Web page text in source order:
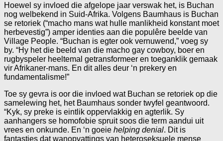
Hoewel sy invloed die afgelope jaar verswak het, is Buchan
nog welbekend in Suid-Afrika. Volgens Baumhaus is Buchan
se retoriek (“macho mans wat hulle manlikheid konstant moet
herbevestig”) amper identies aan die populêre beelde van
Village People. “Buchan is egter ook vernuwend,” voeg sy
by. “Hy het die beeld van die macho gay cowboy, boer en
rugbyspeler heeltemal getransformeer en toeganklik gemaak
vir Afrikaner-mans. En dit alles deur ‘n prekery en
fundamentalisme!”
Toe sy gevra is oor die invloed wat Buchan se retoriek op die
samelewing het, het Baumhaus sonder twyfel geantwoord.
“Kyk, sy preke is eintlik oppervlakkig en agterlik. Sy
aanhangers se homofobie spruit soos die term aandui uit
vrees en onkunde. En ‘n goeie helping denial. Dit is
fantasties dat wanopvattings van heteroseksuele mense